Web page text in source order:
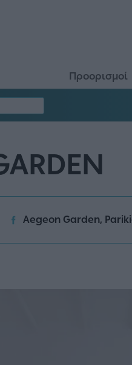
Προορισμοί
Aegeon Garden,